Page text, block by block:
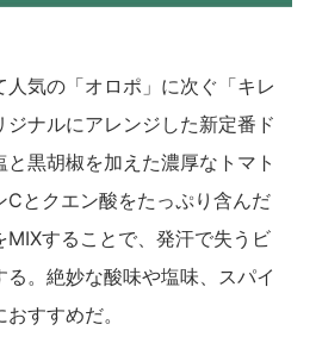
気の「オロポ」に次ぐ「キレ
ジナルにアレンジした新定番ド
と黒胡椒を加えた濃厚なトマト
Cとクエン酸をたっぷり含んだ
MIXすることで、発汗で失うビ
。絶妙な酸味や塩味、スパイ
すすめだ。